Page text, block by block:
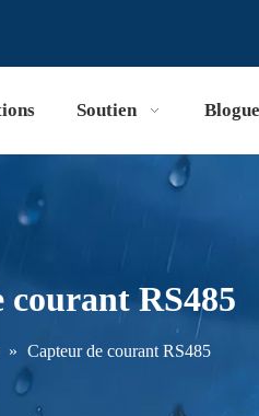
Soutien Blogue
courant RS485
» Capteur de courant RS485